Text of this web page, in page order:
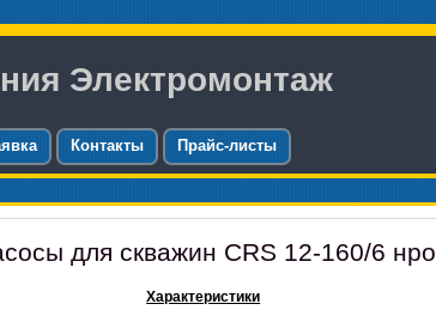
Электромонтаж
Контакты Прайс-листы
для скважин CRS 12-160/6 нро
Характеристики